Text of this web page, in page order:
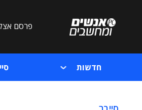
פרסם
חדשות